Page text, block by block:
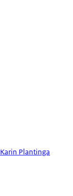
Karin Plantinga